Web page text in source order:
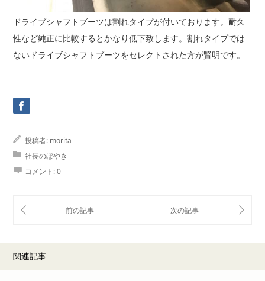
ドライブシャフトブーツは割れタイプが付いております。耐久
性など純正に比較するとかなり低下致します。割れタイプでは
ないドライブシャフトブーツをセレクトされた方が賢明です。
投稿者: morita
社長のぼやき
コメント:0
関連記事